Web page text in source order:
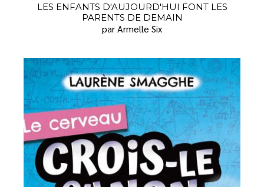
LES ENFANTS D'AUJOURD'HUI FONT LES
PARENTS DE DEMAIN
par Armelle Six